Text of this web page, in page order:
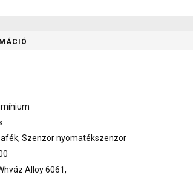
Szenzor nyomatékszenzor
Alloy 6061,